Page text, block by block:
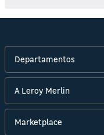
Departamentos
A Leroy Merlin
Marketplace